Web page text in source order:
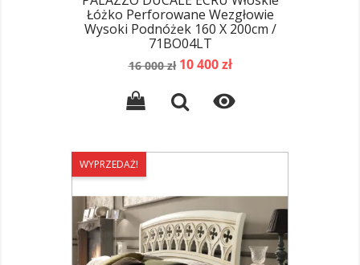
Łóżko Perforowane Wezgłowie
Wysoki Podnóżek 160 X 200cm /
71BO04LT
Cena
16 000 zł Cena
10 400 zł

WYPRZEDAŻ!